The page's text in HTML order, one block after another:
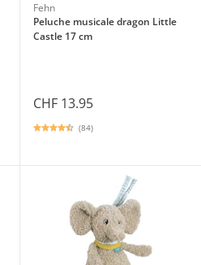
Fehn
Peluche musicale dragon Little
Castle 17 cm
CHF 13.95
(84)